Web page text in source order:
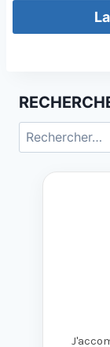
Rechercher :